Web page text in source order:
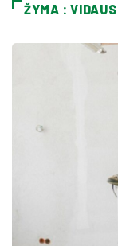
ŽYMA :